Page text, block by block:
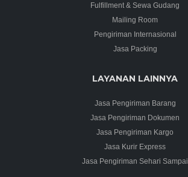
Fulfillment & Sewa Gudang
Mailing Room
Pengiriman Internasional
Jasa Packing
LAYANAN LAINNYA
Jasa Pengiriman Barang
Jasa Pengiriman Dokumen
Jasa Pengiriman Kargo
Jasa Kurir Express
Jasa Pengiriman Sehari Sampai